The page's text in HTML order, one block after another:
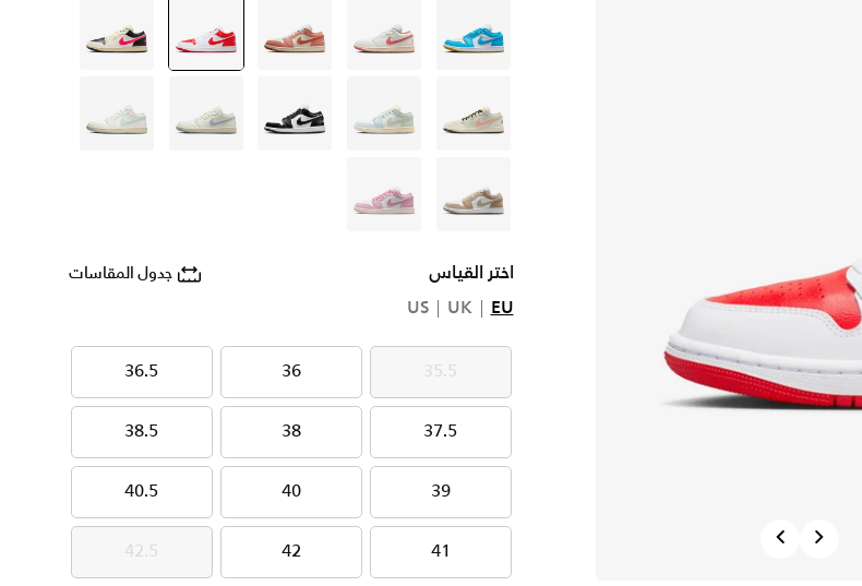
Next
أزرق ايفوري أبيض selected
أبيض أبيض
أبيض أبيض أسود أبيض ايفوري
بنى أحمر
اختر القياس جدول المقاسات
EU
UK
US
35.5
35.5
36
36
36.5
36.5
37.5
37.5
38
38
38.5
38.5
39
39
40
40
40.5
40.5
41
41
42
42
42.5
42.5